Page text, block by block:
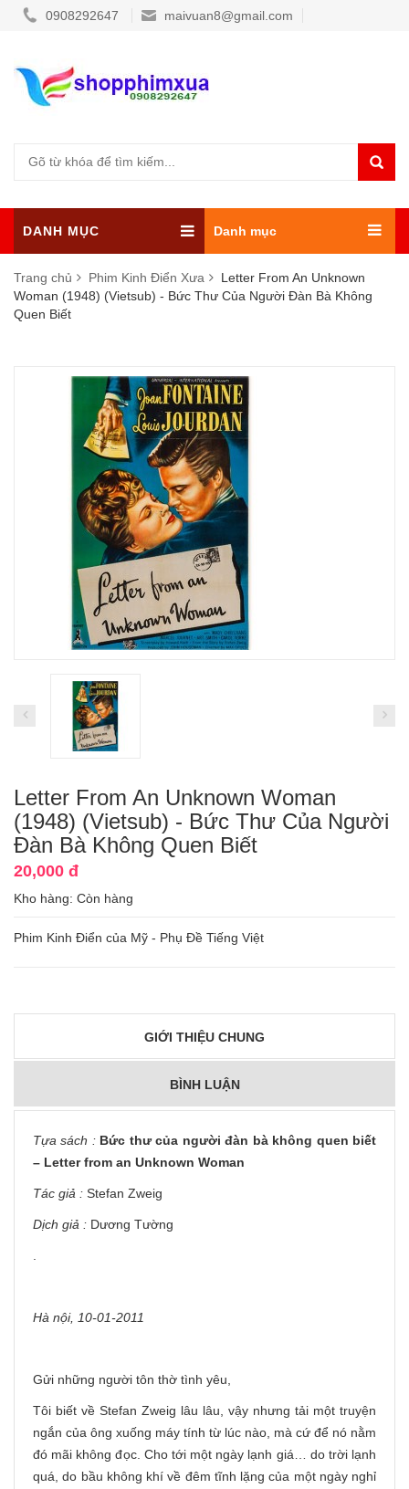
0908292647 maivuan8@gmail.com
DANH MỤC Danh mục
Trang chủ Phim Kinh Điển Xưa
Letter From An Unknown
Woman (1948) (Vietsub) - Bức Thư Của Người Đàn Bà Không
Quen Biết
Letter From An Unknown Woman
(1948) (Vietsub) - Bức Thư Của Người
Đàn Bà Không Quen Biết
20,000 đ
Kho hàng: Còn hàng
Phim Kinh Điển của Mỹ - Phụ Đề Tiếng Việt
GIỚI THIỆU CHUNG
BÌNH LUẬN
Tựa sách : Bức thư của người đàn bà không quen biết
– Letter from an Unknown Woman
Tác giả : Stefan Zweig
Dịch giả : Dương Tường
Hà nội, 10-01-2011
Gửi những người tôn thờ tình yêu,
Tôi biết về Stefan Zweig lâu lâu, vậy nhưng tải một truyện
ngắn của ông xuống máy tính từ lúc nào, mà cứ để nó nằm
đó mãi không đọc. Cho tới một ngày lạnh giá… do trời lạnh
quá, do bầu không khí về đêm tĩnh lặng của một ngày nghỉ